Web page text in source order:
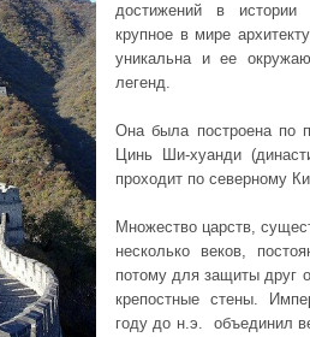
достижений в истории
крупное в мире
уникальна и ее
легенд.
Она была построена по
Цинь Ши-хуанди
проходит по северному
Множество царств,
несколько веков,
потому для защиты друг
крепостные стены.
году до н.э. объединил